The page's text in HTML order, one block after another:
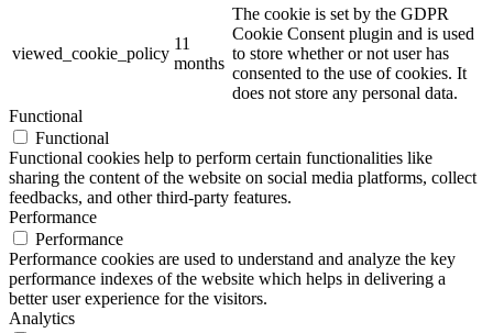
viewed_cookie_policy
11
months
The cookie is set by the GDPR
Cookie Consent plugin and is used
to store whether or not user has
consented to the use of cookies. It
does not store any personal data.
Functional
Functional
Functional cookies help to perform certain functionalities like
sharing the content of the website on social media platforms, collect
feedbacks, and other third-party features.
Performance
Performance
Performance cookies are used to understand and analyze the key
performance indexes of the website which helps in delivering a
better user experience for the visitors.
Analytics